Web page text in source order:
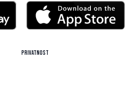
Privatnost